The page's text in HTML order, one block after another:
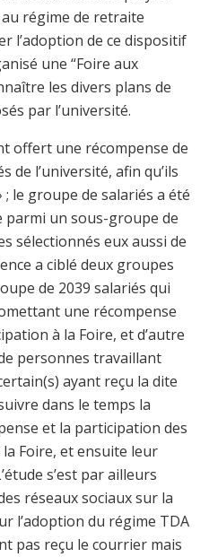
régime de retraite
l’adoption de ce dispositif
une “Foire aux
les divers plans de
par l’université.
offert une récompense de
de l’université, afin qu’ils
le groupe de salariés a été
parmi un sous-groupe de
sélectionnés eux aussi de
a ciblé deux groupes
de 2039 salariés qui
une récompense
à la Foire, et d’autre
personnes travaillant
ayant reçu la dite
dans le temps la
et la participation des
Foire, et ensuite leur
s’est par ailleurs
réseaux sociaux sur la
l’adoption du régime TDA
pas reçu le courrier mais